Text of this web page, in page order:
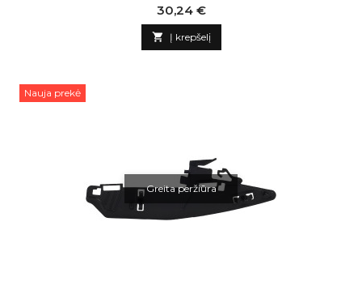
Kaina
30,24 €
 Į krepšelį
Nauja prekė
Greita peržiūra